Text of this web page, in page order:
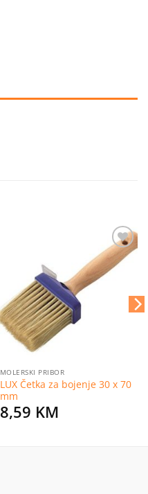
Dodaj
na
MOLERSKI PRIBOR
LUX Četka za bojenje 30 x 70
mm
8,59 KM